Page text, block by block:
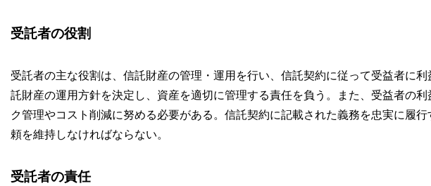
受託者の役割
受託者の主な役割は、信託財産の管理・運用を行い、信託契約に従って受益者に
託財産の運用方針を決定し、資産を適切に管理する責任を負う。また、受益者の
ク管理やコスト削減に努める必要がある。信託契約に記載された義務を忠実に履
頼を維持しなければならない。
受託者の責任